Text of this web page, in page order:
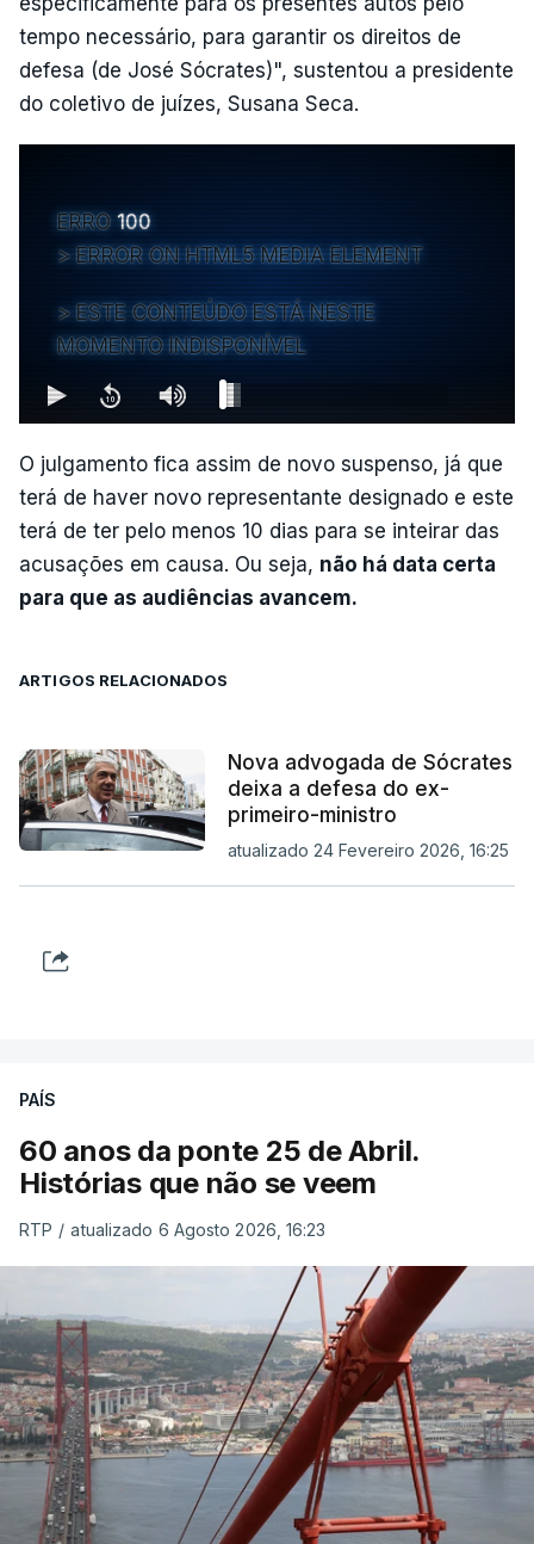
tempo necessário, para garantir os direitos de
defesa (de José Sócrates)", sustentou a presidente
do coletivo de juízes, Susana Seca.
ERRO 100
ERROR ON HTML5 MEDIA ELEMENT
ESTE CONTEÚDO ESTÁ NESTE
MOMENTO INDISPONÍVEL
O julgamento fica assim de novo suspenso, já que
terá de haver novo representante designado e este
terá de ter pelo menos 10 dias para se inteirar das
acusações em causa. Ou seja, não há data certa
para que as audiências avancem.
ARTIGOS RELACIONADOS
Nova advogada de Sócrates
deixa a defesa do ex-
primeiro-ministro
atualizado 24 Fevereiro 2026, 16:25
PAÍS
60 anos da ponte 25 de Abril.
Histórias que não se veem
RTP / atualizado 6 Agosto 2026, 16:23